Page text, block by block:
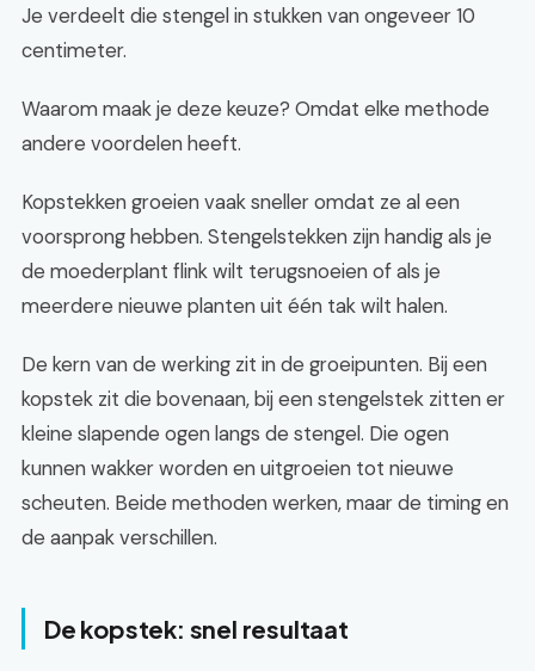
Je verdeelt die stengel in stukken van ongeveer 10
centimeter.
Waarom maak je deze keuze? Omdat elke methode
andere voordelen heeft.
Kopstekken groeien vaak sneller omdat ze al een
voorsprong hebben. Stengelstekken zijn handig als je
de moederplant flink wilt terugsnoeien of als je
meerdere nieuwe planten uit één tak wilt halen.
De kern van de werking zit in de groeipunten. Bij een
kopstek zit die bovenaan, bij een stengelstek zitten er
kleine slapende ogen langs de stengel. Die ogen
kunnen wakker worden en uitgroeien tot nieuwe
scheuten. Beide methoden werken, maar de timing en
de aanpak verschillen.
De kopstek: snel resultaat